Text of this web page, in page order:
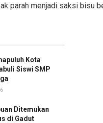
parah menjadi saksi bisu
Kota
Siswi SMP
Ditemukan
di Gadut